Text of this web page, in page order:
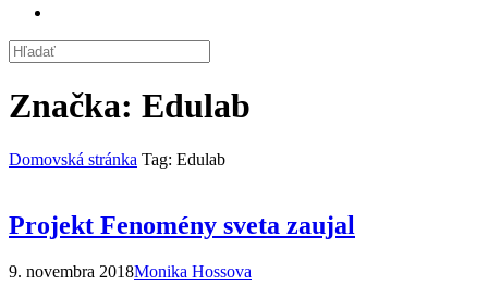
Značka: Edulab
Domovská stránka Tag: Edulab
Projekt Fenomény sveta zaujal
9. novembra 2018Monika Hossova